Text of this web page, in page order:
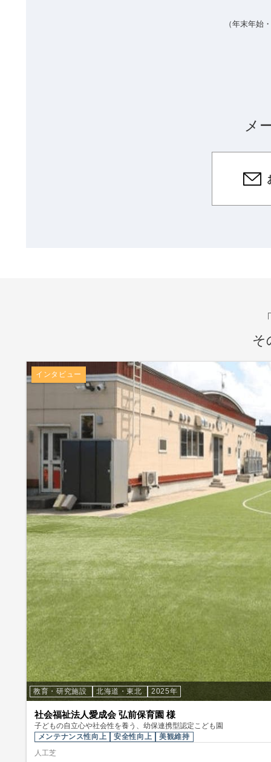
（年末年始
メ
そ
インタビュー
教育・研究施設 北海道・東北 2025年
社会福祉法人愛成会 弘前保育園 様
子どもの自立心や社会性を養う、幼保連携型認定こども園
メンテナンス性向上
安全性向上
美観維持
人工芝